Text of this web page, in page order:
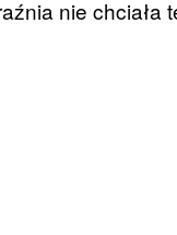
nie chciała